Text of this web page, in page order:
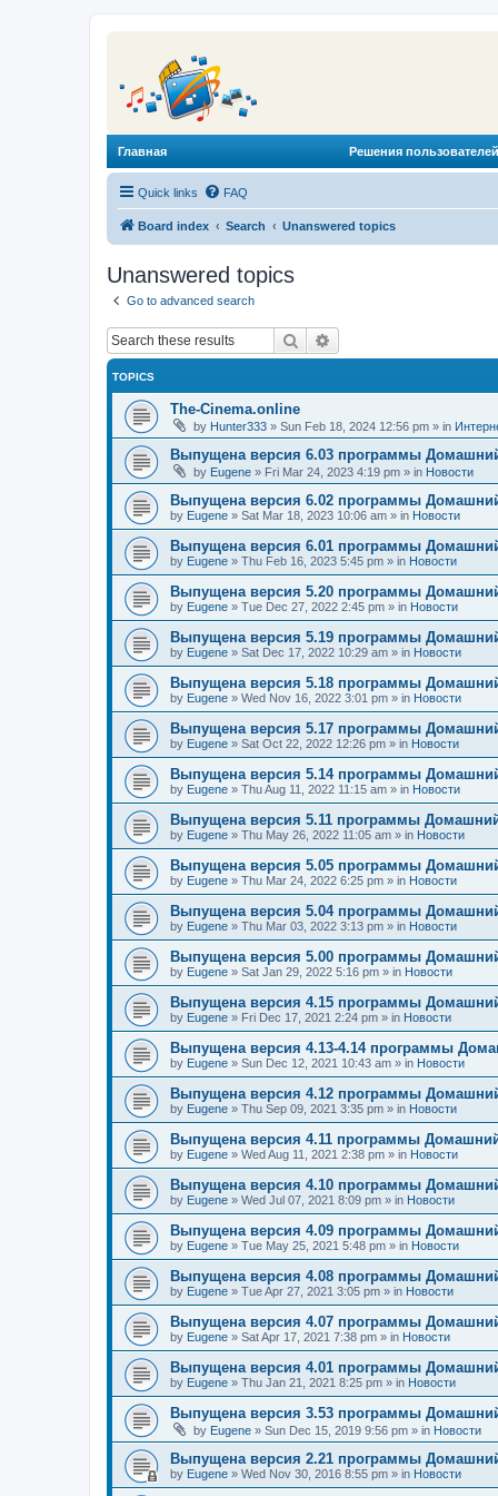
Главная Решения
Quick links FAQ
Board index Search Unanswered topics
Unanswered topics
Go to advanced search
Search
TOPICS
The-Cinema.online
by Hunter333 » Sun Feb 18, 2024 12:56 pm » in
Выпущена версия 6.03 программы
by Eugene » Fri Mar 24, 2023 4:19 pm » in Новости
Выпущена версия 6.02 программы
by Eugene » Sat Mar 18, 2023 10:06 am » in Новости
Выпущена версия 6.01 программы
by Eugene » Thu Feb 16, 2023 5:45 pm » in Новости
Выпущена версия 5.20 программы
by Eugene » Tue Dec 27, 2022 2:45 pm » in Новости
Выпущена версия 5.19 программы
by Eugene » Sat Dec 17, 2022 10:29 am » in Новости
Выпущена версия 5.18 программы
by Eugene » Wed Nov 16, 2022 3:01 pm » in Новости
Выпущена версия 5.17 программы
by Eugene » Sat Oct 22, 2022 12:26 pm » in Новости
Выпущена версия 5.14 программы
by Eugene » Thu Aug 11, 2022 11:15 am » in Новости
Выпущена версия 5.11 программы
by Eugene » Thu May 26, 2022 11:05 am » in Новости
Выпущена версия 5.05 программы
by Eugene » Thu Mar 24, 2022 6:25 pm » in Новости
Выпущена версия 5.04 программы
by Eugene » Thu Mar 03, 2022 3:13 pm » in Новости
Выпущена версия 5.00 программы
by Eugene » Sat Jan 29, 2022 5:16 pm » in Новости
Выпущена версия 4.15 программы
by Eugene » Fri Dec 17, 2021 2:24 pm » in Новости
Выпущена версия 4.13-4.14 программы
by Eugene » Sun Dec 12, 2021 10:43 am » in Новости
Выпущена версия 4.12 программы
by Eugene » Thu Sep 09, 2021 3:35 pm » in Новости
Выпущена версия 4.11 программы
by Eugene » Wed Aug 11, 2021 2:38 pm » in Новости
Выпущена версия 4.10 программы
by Eugene » Wed Jul 07, 2021 8:09 pm » in Новости
Выпущена версия 4.09 программы
by Eugene » Tue May 25, 2021 5:48 pm » in Новости
Выпущена версия 4.08 программы
by Eugene » Tue Apr 27, 2021 3:05 pm » in Новости
Выпущена версия 4.07 программы
by Eugene » Sat Apr 17, 2021 7:38 pm » in Новости
Выпущена версия 4.01 программы
by Eugene » Thu Jan 21, 2021 8:25 pm » in Новости
Выпущена версия 3.53 программы
by Eugene » Sun Dec 15, 2019 9:56 pm » in Новости
Выпущена версия 2.21 программы
by Eugene » Wed Nov 30, 2016 8:55 pm » in Новости